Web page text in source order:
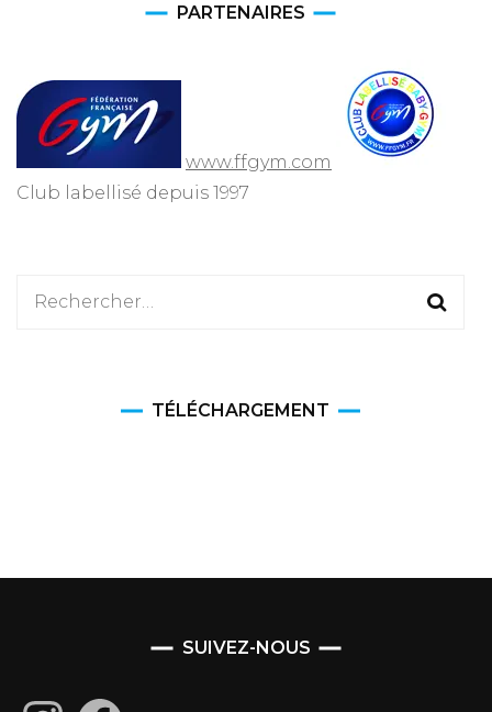
PARTENAIRES
www.ffgym.com
Club labellisé depuis 1997
Rechercher :
TÉLÉCHARGEMENT
SUIVEZ-NOUS
InstagramFacebook